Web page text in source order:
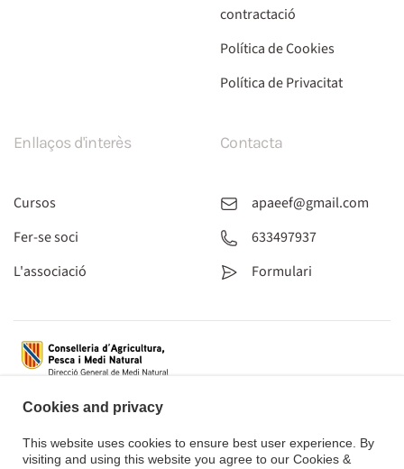
contractació
Política de Cookies
Política de Privacitat
Enllaços d'interès
Cursos
Fer-se soci
L'associació
Contacta
apaeef@gmail.com
633497937
Formulari
Cookies and privacy
This website uses cookies to ensure best user experience. By
visiting and using this website you agree to our Cookies &